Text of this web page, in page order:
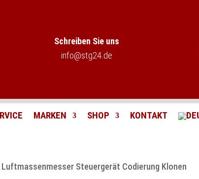
Schreiben Sie uns
info@stg24.de
MARKEN SHOP KONTAKT
Steuergerät Codierung Klonen